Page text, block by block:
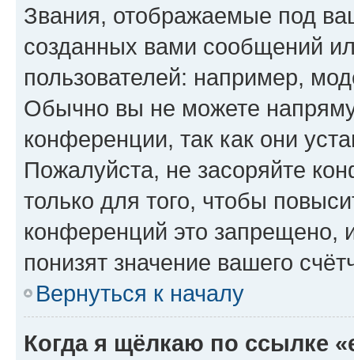
Звания, отображаемые под
созданных вами сообщений
пользователей: например,
Обычно вы не можете
конференции, так как они
Пожалуйста, не засоряйте
только для того, чтобы
конференций это запрещено,
понизят значение вашего
Вернуться к началу
Когда я щёлкаю по ссылке